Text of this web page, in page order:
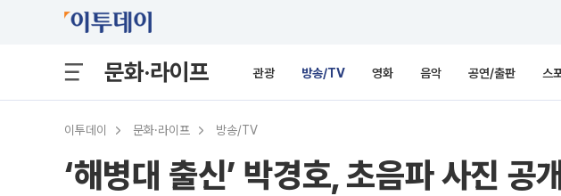
문화·라이프 관광 방송/TV 영화 음악 공연/출판 스
이투데이 문화·라이프 방송/TV
‘해병대 출신’ 박경호, 초음파 사진